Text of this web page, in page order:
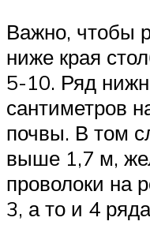
Важно, чтобы
ниже края
5-10. Ряд
сантиметров
почвы. В том
выше 1,7 м,
проволоки на
3, а то и 4 ряда